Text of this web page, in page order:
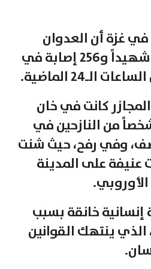
في غزة أن العدوان
الإسرائيلي خلف 122 شهيداً و256 إصابة في
كانت في خان
حيث قتل 18 شخصاً من النازحين في
وفي رفح، حيث شنت
عنيفة على المدينة
إنسانية خانقة بسبب
الذي ينتهك القوانين